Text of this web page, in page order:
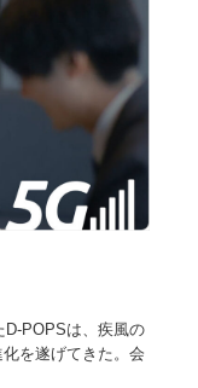
D-POPSは、疾風の
を遂げてきた。会